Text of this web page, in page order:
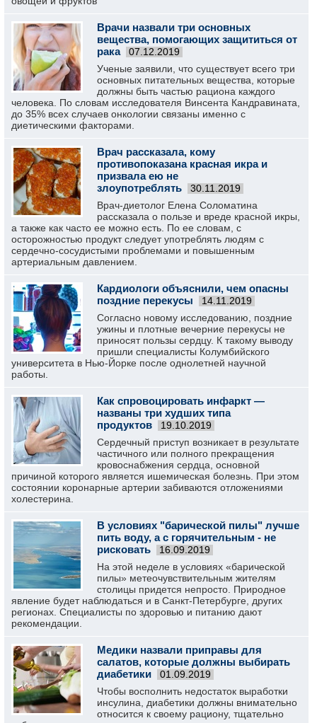
Врачи назвали три основных
вещества, помогающих защититься от
рака
07.12.2019
Ученые заявили, что существует всего три
основных питательных вещества, которые
должны быть частью рациона каждого
человека. По словам исследователя Винсента Кандравината,
до 35% всех случаев онкологии связаны именно с
диетическими факторами.
Врач рассказала, кому
противопоказана красная икра и
призвала ею не
злоупотреблять
30.11.2019
Врач-диетолог Елена Соломатина
рассказала о пользе и вреде красной икры,
а также как часто ее можно есть. По ее словам, с
осторожностью продукт следует употреблять людям с
сердечно-сосудистыми проблемами и повышенным
артериальным давлением.
Кардиологи объяснили, чем опасны
поздние перекусы
14.11.2019
Согласно новому исследованию, поздние
ужины и плотные вечерние перекусы не
приносят пользы сердцу. К такому выводу
пришли специалисты Колумбийского
университета в Нью-Йорке после однолетней научной
работы.
Как спровоцировать инфаркт —
названы три худших типа
продуктов
19.10.2019
Сердечный приступ возникает в результате
частичного или полного прекращения
кровоснабжения сердца, основной
причиной которого является ишемическая болезнь. При этом
состоянии коронарные артерии забиваются отложениями
холестерина.
В условиях "барической пилы" лучше
пить воду, а с горячительным - не
рисковать
16.09.2019
На этой неделе в условиях «барической
пилы» метеочувствительным жителям
столицы придется непросто. Природное
явление будет наблюдаться и в Санкт-Петербурге, других
регионах. Специалисты по здоровью и питанию дают
рекомендации.
Медики назвали приправы для
салатов, которые должны выбирать
диабетики
01.09.2019
Чтобы восполнить недостаток выработки
инсулина, диабетики должны внимательно
относится к своему рациону, тщательно